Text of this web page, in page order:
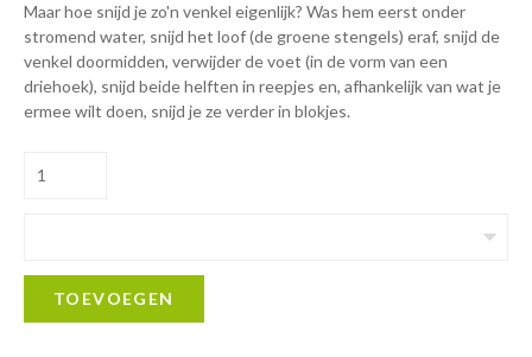
Maar hoe snijd je zo'n venkel eigenlijk? Was hem eerst onder
stromend water, snijd het loof (de groene stengels) eraf, snijd de
venkel doormidden, verwijder de voet (in de vorm van een
driehoek), snijd beide helften in reepjes en, afhankelijk van wat je
ermee wilt doen, snijd je ze verder in blokjes.
TOEVOEGEN